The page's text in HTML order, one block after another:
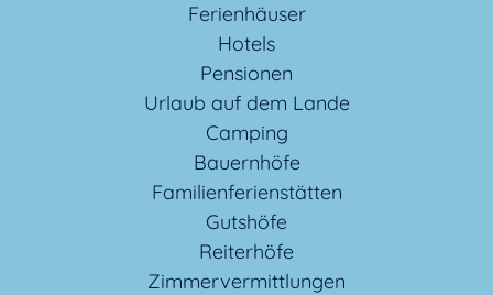
Ferienhäuser
Hotels
Pensionen
Urlaub auf dem Lande
Camping
Bauernhöfe
Familienferienstätten
Gutshöfe
Reiterhöfe
Zimmervermittlungen